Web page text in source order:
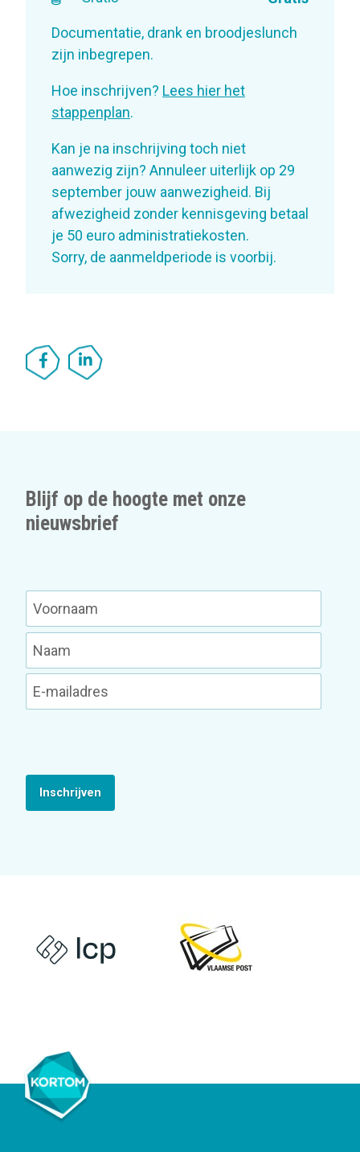
Documentatie, drank en broodjeslunch
zijn inbegrepen.
Hoe inschrijven? Lees hier het
stappenplan.
Kan je na inschrijving toch niet
aanwezig zijn? Annuleer uiterlijk op 29
september jouw aanwezigheid. Bij
afwezigheid zonder kennisgeving betaal
je 50 euro administratiekosten.
Sorry, de aanmeldperiode is voorbij.
Blijf op de hoogte met onze
nieuwsbrief
Inschrijven